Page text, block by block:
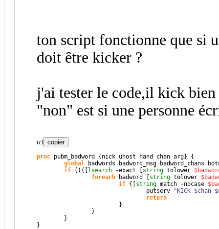
ton script fonctionne que si
doit être kicker ?
j'ai tester le code,il kick
"non" est si une personne
tcl copier
proc pubm_badword {nick uhost hand chan arg}
{
global badwords badword_msg badword_chans
if { ( ( [lsearch -exact [string tolower
foreach badword [string tolower
if { [string match -nocase
                                putserv
"KICK $chan
return
}
}
}
}